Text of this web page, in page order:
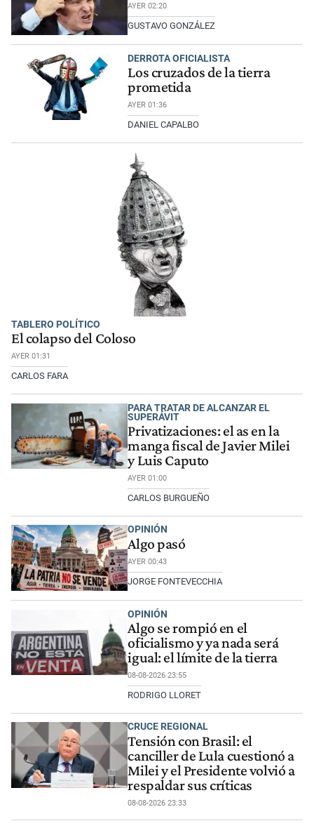
AYER 02:20
GUSTAVO GONZÁLEZ
DERROTA OFICIALISTA
Los cruzados de la tierra
prometida
AYER 01:36
DANIEL CAPALBO
TABLERO POLÍTICO
El colapso del Coloso
AYER 01:31
CARLOS FARA
PARA TRATAR DE ALCANZAR EL
SUPERÁVIT
Privatizaciones: el as en la
manga fiscal de Javier Milei
y Luis Caputo
AYER 01:00
CARLOS BURGUEÑO
OPINIÓN
Algo pasó
AYER 00:43
JORGE FONTEVECCHIA
OPINIÓN
Algo se rompió en el
oficialismo y ya nada será
igual: el límite de la tierra
08-08-2026 23:55
RODRIGO LLORET
CRUCE REGIONAL
Tensión con Brasil: el
canciller de Lula cuestionó a
Milei y el Presidente volvió a
respaldar sus críticas
08-08-2026 23:33